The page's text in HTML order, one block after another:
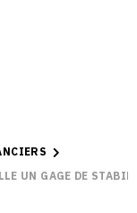
UN GAGE DE